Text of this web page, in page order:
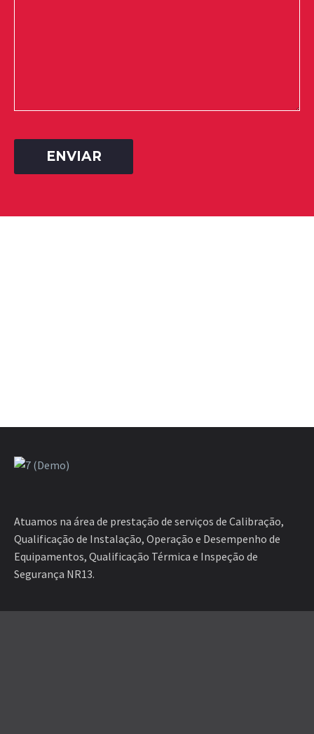
Atuamos na área de prestação de serviços de Calibração,
Qualificação de Instalação, Operação e Desempenho de
Equipamentos, Qualificação Térmica e Inspeção de
Segurança NR13.